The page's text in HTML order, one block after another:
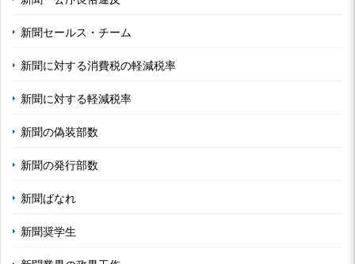
新聞セールス・チーム
新聞に対する消費税の軽減税率
新聞に対する軽減税率
新聞の偽装部数
新聞の発行部数
新聞ばなれ
新聞奨学生